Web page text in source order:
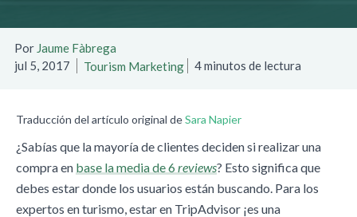
Por Jaume Fàbrega
jul 5, 2017
Tourism Marketing 4 minutos de lectura
Traducción del artículo original deSara Napier
¿Sabías que la mayoría de clientes deciden si realizar una
compra en base la media de 6 reviews? Esto significa que
debes estar donde los usuarios están buscando. Para los
expertos en turismo, estar en TripAdvisor ¡es una